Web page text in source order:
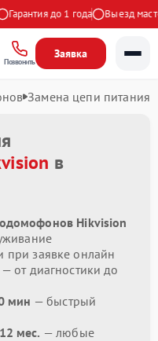
до 1 года Выезд
Позвонить
Заявка
Замена цепи питания
в
Hikvision
при заявке онлайн
— от диагностики до
мин — быстрый
мес. — любые